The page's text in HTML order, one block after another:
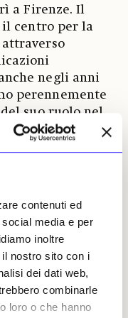
contenuti ed
media e per
inoltre
nostro sito con i
dei dati web,
combinarle
loro o che hanno
a Firenze. Il
centro per la
negli anni
perennemente
suo ruolo nel
Tutto
della malattia
Nell’autunno
in vari
la
Quello che
terribile